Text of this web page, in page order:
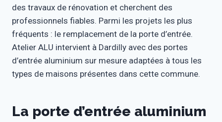
des travaux de rénovation et cherchent des
professionnels fiables. Parmi les projets les plus
fréquents : le remplacement de la porte d’entrée.
Atelier ALU intervient à Dardilly avec des portes
d’entrée aluminium sur mesure adaptées à tous les
types de maisons présentes dans cette commune.
La porte d’entrée aluminium